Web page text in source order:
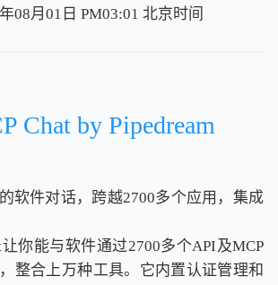
08月01日 PM03:01 北京时间
北京时间
Chat by Pipedream
软件对话，跨越2700多个应用，集成
让你能与软件通过2700多个API及MCP
整合上万种工具。它内置认证管理和